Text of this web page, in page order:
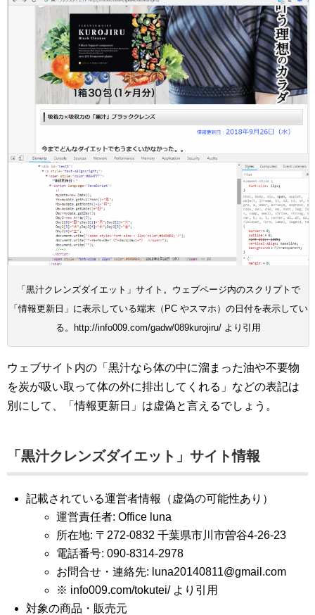
「黒汁クレンズダイエット」サイト。ウェブページ内のスクリプトで
「情報更新日」に表示している端末（PC やスマホ）の日付を表示してい
る。http://info009.com/gadw/089kurojiru/ より引用
ウェブサイト内の「黒汁なら体の中に溜まった油や不要物
を炭が吸い取って体の外に排出してくれる」などの表記は
別にして、「情報更新日」は虚偽と言えるでしょう。
「黒汁クレンズダイエット」サイト情報
記載されている運営者情報（虚偽の可能性あり）
運営責任者: Office luna
所在地: 〒272-0832 千葉県市川市曽谷4-26-23
電話番号: 090-8314-2978
お問合せ・連絡先: luna20140811@gmail.com
※ info009.com/tokutei/ より引用
対象の商品・販売元